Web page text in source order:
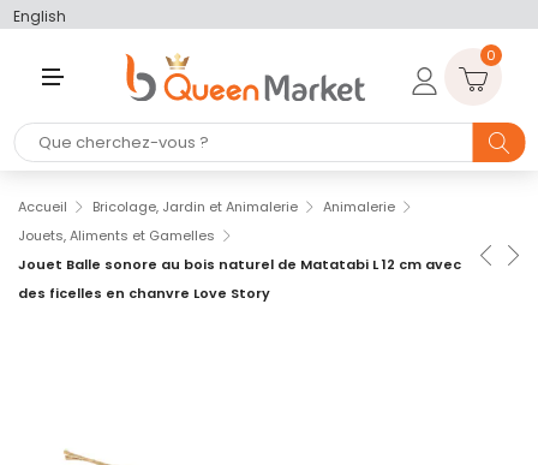
English
U
0
Accueil Bricolage, Jardin et Animalerie
Animalerie
Jouets, Aliments et Gamelles
Jouet Balle sonore au bois naturel de Matatabi L 12 cm avec
des ficelles en chanvre Love Story